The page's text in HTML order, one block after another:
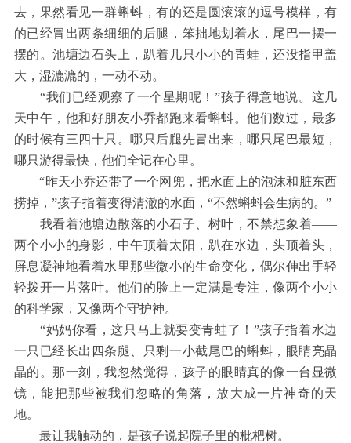
去，果然看见一群蝌蚪，有的还是圆滚滚的逗号模样，有
的已经冒出两条细细的后腿，笨拙地划着水，尾巴一摆一
摆的。池塘边石头上，趴着几只小小的青蛙，还没指甲盖
大，湿漉漉的，一动不动。
“我们已经观察了一个星期呢！”孩子得意地说。这几
天中午，他和好朋友小乔都跑来看蝌蚪。他们数过，最多
的时候有三四十只。哪只后腿先冒出来，哪只尾巴最短，
哪只游得最快，他们全记在心里。
“昨天小乔还带了一个网兜，把水面上的泡沫和脏东西
捞掉，”孩子指着变得清澈的水面，“不然蝌蚪会生病的。”
我看着池塘边散落的小石子、树叶，不禁想象着——
两个小小的身影，中午顶着太阳，趴在水边，头顶着头，
屏息凝神地看着水里那些微小的生命变化，偶尔伸出手轻
轻拨开一片落叶。他们的脸上一定满是专注，像两个小小
的科学家，又像两个守护神。
“妈妈你看，这只马上就要变青蛙了！”孩子指着水边
一只已经长出四条腿、只剩一小截尾巴的蝌蚪，眼睛亮晶
晶的。那一刻，我忽然觉得，孩子的眼睛真的像一台显微
镜，能把那些被我们忽略的角落，放大成一片神奇的天
地。
最让我触动的，是孩子说起院子里的枇杷树。